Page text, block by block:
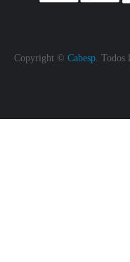
Copyright © Cabesp. Todos